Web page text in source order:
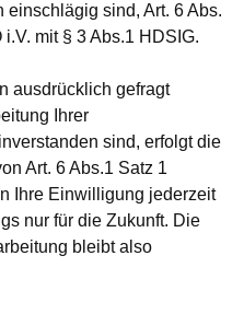
sind, Art. 6 Abs.
mit § 3 Abs.1 HDSIG.
ausdrücklich gefragt
Ihrer
sind, erfolgt die
Art. 6 Abs.1 Satz 1
Ihre Einwilligung jederzeit
nur für die Zukunft. Die
bleibt also